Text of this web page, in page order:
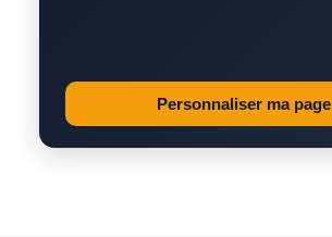
Personnaliser ma page